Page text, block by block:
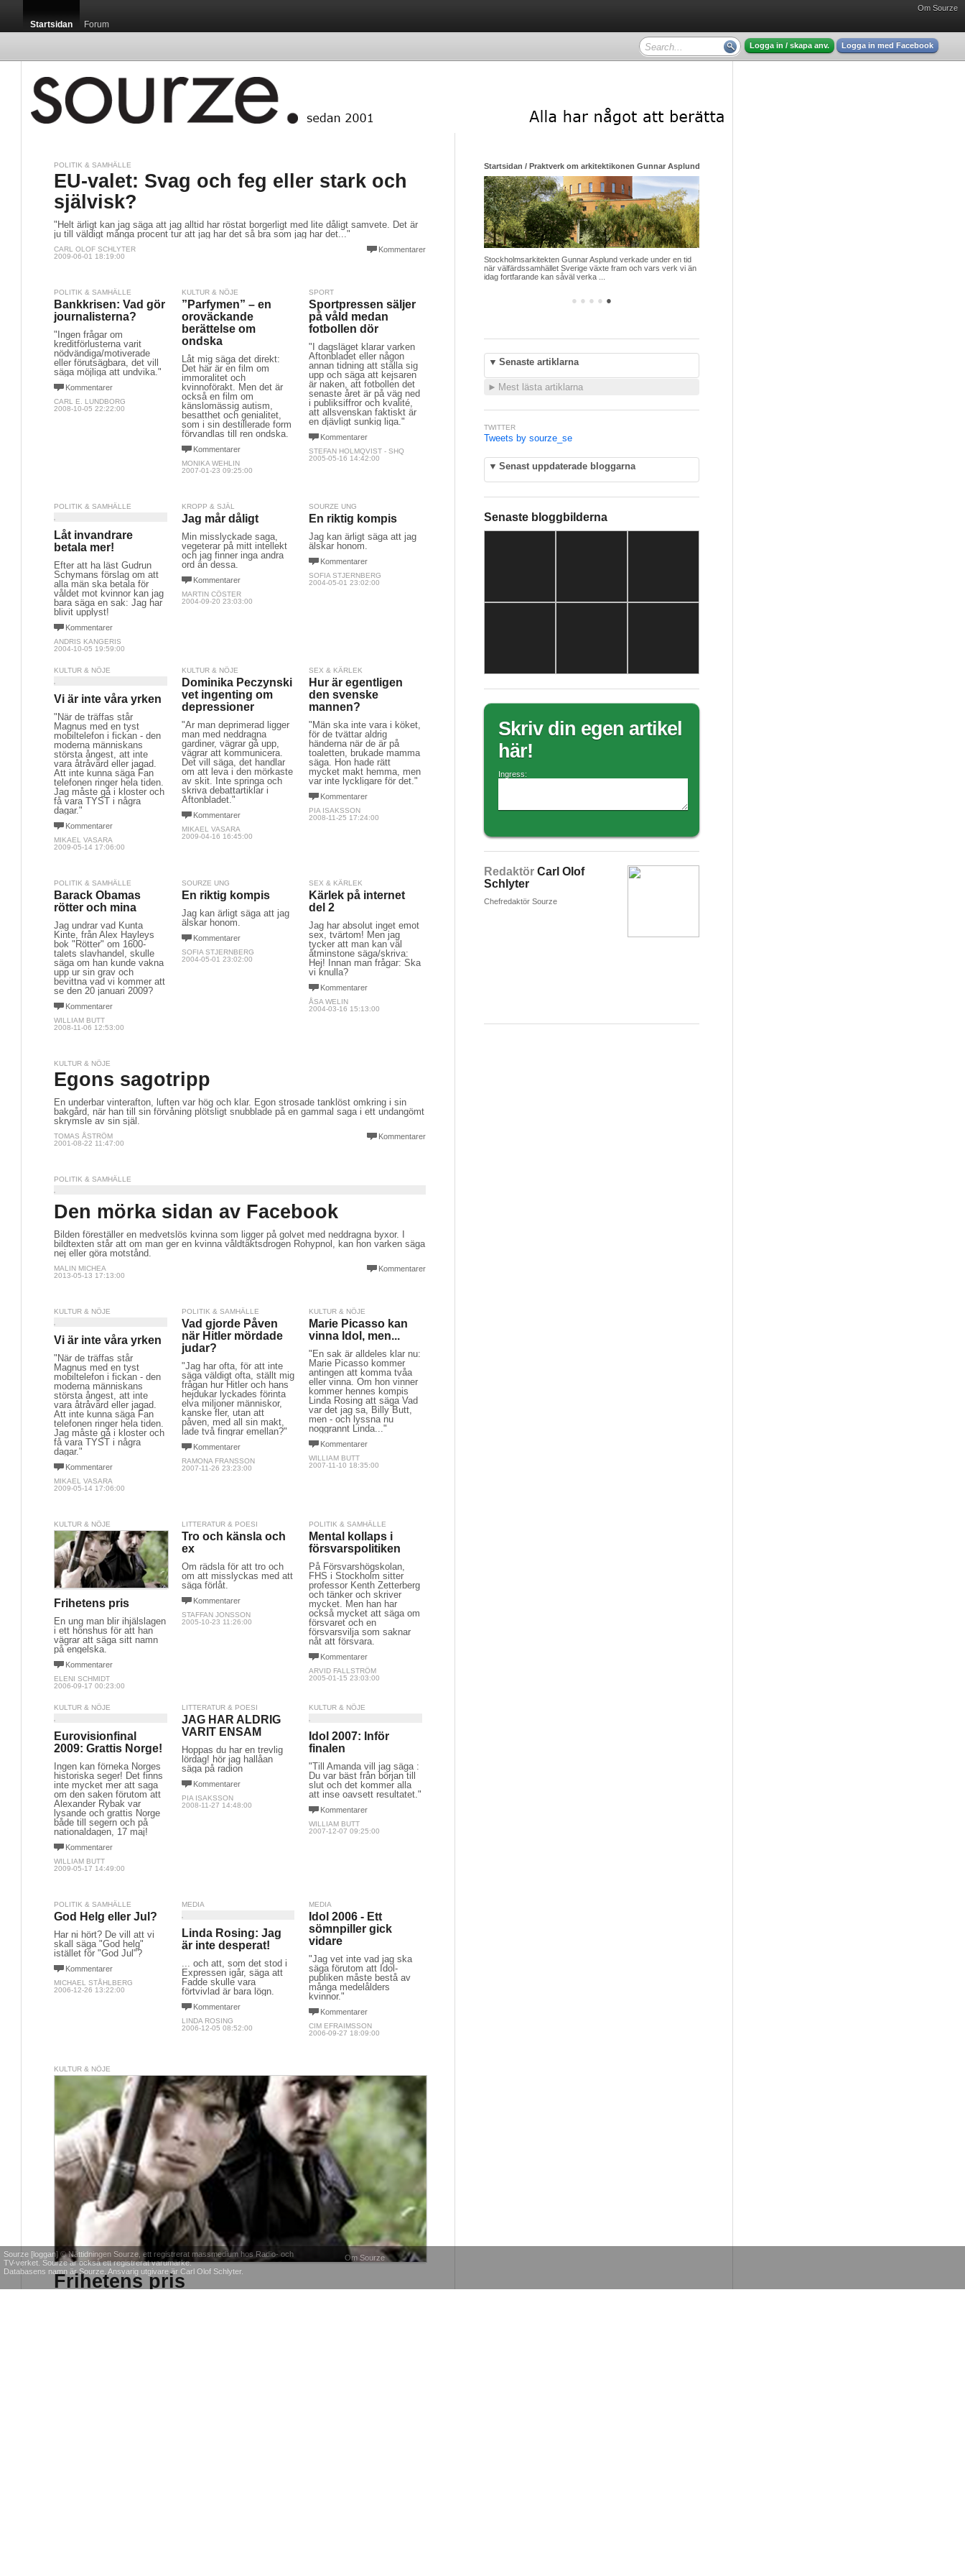
Om Sourze
Startsidan Forum
Logga in / skapa anv. Logga in med Facebook
POLITIK & SAMHÄLLE
EU-valet: Svag och feg eller stark och
självisk?
"Helt ärligt kan jag säga att jag alltid har röstat borgerligt med lite dåligt samvete. Det är
ju till väldigt många procent tur att jag har det så bra som jag har det..."
Kommentarer
CARL OLOF SCHLYTER
2009-06-01 18:19:00
POLITIK & SAMHÄLLE
Bankkrisen: Vad gör
journalisterna?
"Ingen frågar om
kreditförlusterna varit
nödvändiga/motiverade
eller förutsägbara, det vill
säga möjliga att undvika."
Kommentarer
CARL E. LUNDBORG
2008-10-05 22:22:00
KULTUR & NÖJE
”Parfymen” – en
oroväckande
berättelse om
ondska
Låt mig säga det direkt:
Det här är en film om
immoralitet och
kvinnoförakt. Men det är
också en film om
känslomässig autism,
besatthet och genialitet,
som i sin destillerade form
förvandlas till ren ondska.
Kommentarer
MONIKA WEHLIN
2007-01-23 09:25:00
SPORT
Sportpressen säljer
på våld medan
fotbollen dör
"I dagsläget klarar varken
Aftonbladet eller någon
annan tidning att ställa sig
upp och säga att kejsaren
är naken, att fotbollen det
senaste året är på väg ned
i publiksiffror och kvalité,
att allsvenskan faktiskt är
en djävligt sunkig liga."
Kommentarer
STEFAN HOLMQVIST - SHQ
2005-05-16 14:42:00
POLITIK & SAMHÄLLE
Låt invandrare
betala mer!
Efter att ha läst Gudrun
Schymans förslag om att
alla män ska betala för
våldet mot kvinnor kan jag
bara säga en sak: Jag har
blivit upplyst!
Kommentarer
ANDRIS KANGERIS
2004-10-05 19:59:00
KROPP & SJÄL
Jag mår dåligt
Min misslyckade saga,
vegeterar på mitt intellekt
och jag finner inga andra
ord än dessa.
Kommentarer
MARTIN CÖSTER
2004-09-20 23:03:00
SOURZE UNG
En riktig kompis
Jag kan ärligt säga att jag
älskar honom.
Kommentarer
SOFIA STJERNBERG
2004-05-01 23:02:00
KULTUR & NÖJE
Vi är inte våra yrken
"När de träffas står
Magnus med en tyst
mobiltelefon i fickan - den
moderna människans
största ångest, att inte
vara åtråvärd eller jagad.
Att inte kunna säga Fan
telefonen ringer hela tiden.
Jag måste gå i kloster och
få vara TYST i några
dagar."
Kommentarer
MIKAEL VASARA
2009-05-14 17:06:00
KULTUR & NÖJE
Dominika Peczynski
vet ingenting om
depressioner
"Är man deprimerad ligger
man med neddragna
gardiner, vägrar gå upp,
vägrar att kommunicera.
Det vill säga, det handlar
om att leva i den mörkaste
av skit. Inte springa och
skriva debattartiklar i
Aftonbladet."
Kommentarer
MIKAEL VASARA
2009-04-16 16:45:00
SEX & KÄRLEK
Hur är egentligen
den svenske
mannen?
"Män ska inte vara i köket,
för de tvättar aldrig
händerna när de är på
toaletten, brukade mamma
säga. Hon hade rätt
mycket makt hemma, men
var inte lyckligare för det."
Kommentarer
PIA ISAKSSON
2008-11-25 17:24:00
POLITIK & SAMHÄLLE
Barack Obamas
rötter och mina
Jag undrar vad Kunta
Kinte, från Alex Hayleys
bok "Rötter" om 1600-
talets slavhandel, skulle
säga om han kunde vakna
upp ur sin grav och
bevittna vad vi kommer att
se den 20 januari 2009?
Kommentarer
WILLIAM BUTT
2008-11-06 12:53:00
SOURZE UNG
En riktig kompis
Jag kan ärligt säga att jag
älskar honom.
Kommentarer
SOFIA STJERNBERG
2004-05-01 23:02:00
SEX & KÄRLEK
Kärlek på internet
del 2
Jag har absolut inget emot
sex, tvärtom! Men jag
tycker att man kan väl
åtminstone säga/skriva:
Hej! Innan man frågar: Ska
vi knulla?
Kommentarer
ÅSA WELIN
2004-03-16 15:13:00
KULTUR & NÖJE
Egons sagotripp
En underbar vinterafton, luften var hög och klar. Egon strosade tanklöst omkring i sin
bakgård, när han till sin förvåning plötsligt snubblade på en gammal saga i ett undangömt
skrymsle av sin själ.
Kommentarer
TOMAS ÅSTRÖM
2001-08-22 11:47:00
POLITIK & SAMHÄLLE
Den mörka sidan av Facebook
Bilden föreställer en medvetslös kvinna som ligger på golvet med neddragna byxor. I
bildtexten står att om man ger en kvinna våldtäktsdrogen Rohypnol, kan hon varken säga
nej eller göra motstånd.
Kommentarer
MALIN MICHEA
2013-05-13 17:13:00
KULTUR & NÖJE
Vi är inte våra yrken
"När de träffas står
Magnus med en tyst
mobiltelefon i fickan - den
moderna människans
största ångest, att inte
vara åtråvärd eller jagad.
Att inte kunna säga Fan
telefonen ringer hela tiden.
Jag måste gå i kloster och
få vara TYST i några
dagar."
Kommentarer
MIKAEL VASARA
2009-05-14 17:06:00
POLITIK & SAMHÄLLE
Vad gjorde Påven
när Hitler mördade
judar?
"Jag har ofta, för att inte
säga väldigt ofta, ställt mig
frågan hur Hitler och hans
hejdukar lyckades förinta
elva miljoner människor,
kanske fler, utan att
påven, med all sin makt,
lade två fingrar emellan?"
Kommentarer
RAMONA FRANSSON
2007-11-26 23:23:00
KULTUR & NÖJE
Marie Picasso kan
vinna Idol, men...
"En sak är alldeles klar nu:
Marie Picasso kommer
antingen att komma tvåa
eller vinna. Om hon vinner
kommer hennes kompis
Linda Rosing att säga Vad
var det jag sa, Billy Butt,
men - och lyssna nu
noggrannt Linda..."
Kommentarer
WILLIAM BUTT
2007-11-10 18:35:00
KULTUR & NÖJE
Frihetens pris
En ung man blir ihjälslagen
i ett hönshus för att han
vägrar att säga sitt namn
på engelska.
Kommentarer
ELENI SCHMIDT
2006-09-17 00:23:00
LITTERATUR & POESI
Tro och känsla och
ex
Om rädsla för att tro och
om att misslyckas med att
säga förlåt.
Kommentarer
STAFFAN JONSSON
2005-10-23 11:26:00
POLITIK & SAMHÄLLE
Mental kollaps i
försvarspolitiken
På Försvarshögskolan,
FHS i Stockholm sitter
professor Kenth Zetterberg
och tänker och skriver
mycket. Men han har
också mycket att säga om
försvaret och en
försvarsvilja som saknar
nåt att försvara.
Kommentarer
ARVID FALLSTRÖM
2005-01-15 23:03:00
KULTUR & NÖJE
Eurovisionfinal
2009: Grattis Norge!
Ingen kan förneka Norges
historiska seger! Det finns
inte mycket mer att saga
om den saken förutom att
Alexander Rybak var
lysande och grattis Norge
både till segern och på
nationaldagen, 17 maj!
Kommentarer
WILLIAM BUTT
2009-05-17 14:49:00
LITTERATUR & POESI
JAG HAR ALDRIG
VARIT ENSAM
Hoppas du har en trevlig
lördag! hör jag hallåan
säga på radion
Kommentarer
PIA ISAKSSON
2008-11-27 14:48:00
KULTUR & NÖJE
Idol 2007: Inför
finalen
"Till Amanda vill jag säga :
Du var bäst från början till
slut och det kommer alla
att inse oavsett resultatet."
Kommentarer
WILLIAM BUTT
2007-12-07 09:25:00
POLITIK & SAMHÄLLE
God Helg eller Jul?
Har ni hört? De vill att vi
skall säga "God helg"
istället för "God Jul"?
Kommentarer
MICHAEL STÅHLBERG
2006-12-26 13:22:00
MEDIA
Linda Rosing: Jag
är inte desperat!
... och att, som det stod i
Expressen igår, säga att
Fadde skulle vara
förtvivlad är bara lögn.
Kommentarer
LINDA ROSING
2006-12-05 08:52:00
MEDIA
Idol 2006 - Ett
sömnpiller gick
vidare
"Jag vet inte vad jag ska
säga förutom att Idol-
publiken måste bestå av
många medelålders
kvinnor."
Kommentarer
CIM EFRAIMSSON
2006-09-27 18:09:00
KULTUR & NÖJE
Frihetens pris
● ● ● ● ●
Startsidan / Praktverk om arkitektikonen Gunnar Asplund - mycket intressant läsning
Stockholmsarkitekten Gunnar Asplund verkade under en tid
när välfärdssamhället Sverige växte fram och vars verk vi än
idag fortfarande kan såväl verka ...
▼ Senaste artiklarna
► Mest lästa artiklarna
TWITTER
Tweets by sourze_se
▼ Senast uppdaterade bloggarna
Senaste bloggbilderna
Skriv din egen artikel
här!
Ingress:
Redaktör Carl Olof
Schlyter
Chefredaktör Sourze
Sourze [loggan] © Nättidningen Sourze, ett registrerat massmedium hos Radio- och
TV-verket. Sourze är också ett registrerat varumärke.
Databasens namn är Sourze. Ansvarig utgivare är Carl Olof Schlyter.
Om Sourze